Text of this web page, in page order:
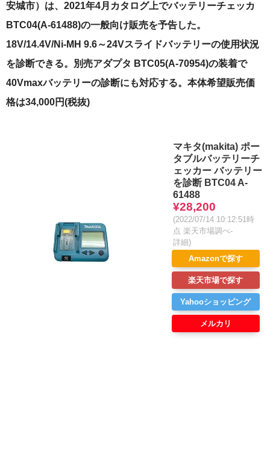
安城市）は、2021年4月カタログ上でバッテリーチェッカ
BTC04(A-61488)の一般向け販売を予告した。
18V/14.4V/Ni-MH 9.6～24Vスライドバッテリーの使用状況
を診断できる。別売アダプタ BTC05(A-70954)の装着で
40Vmaxバッテリーの診断にも対応する。本体希望販売価
格は34,000円(税抜)
マキタ(makita) ポー
タブルバッテリーチ
ェッカー バッテリー
を診断 BTC04 A-
61488
¥28,200
(2022/07/14 10:12:51時
点 楽天市場調べ-
詳細)
Amazonで探す
楽天市場で探す
Yahooショッピング
メルカリ